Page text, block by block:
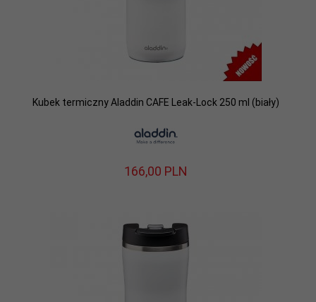
Kubek termiczny Aladdin CAFE Leak-Lock 250 ml (biały)
166,00 PLN